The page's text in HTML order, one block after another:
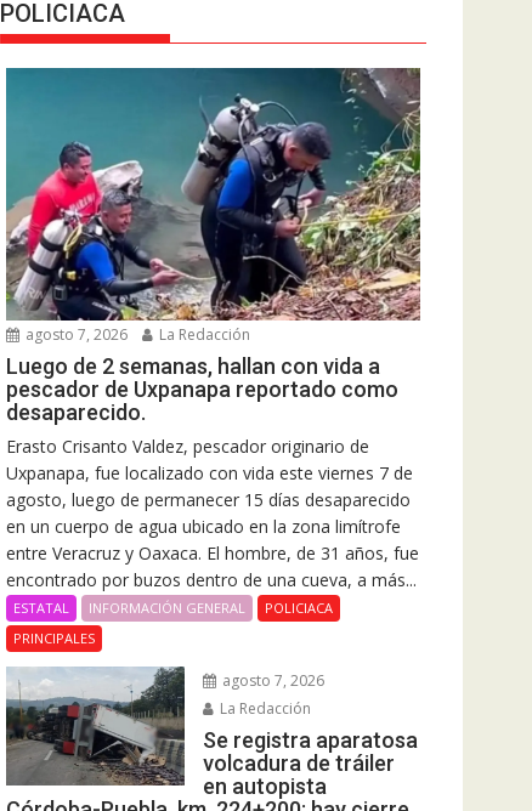
POLICIACA
agosto 7, 2026 La Redacción
Luego de 2 semanas, hallan con vida a
pescador de Uxpanapa reportado como
desaparecido.
Erasto Crisanto Valdez, pescador originario de
Uxpanapa, fue localizado con vida este viernes 7 de
agosto, luego de permanecer 15 días desaparecido
en un cuerpo de agua ubicado en la zona limítrofe
entre Veracruz y Oaxaca. El hombre, de 31 años, fue
encontrado por buzos dentro de una cueva, a más...
ESTATAL INFORMACIÓN GENERAL
POLICIACA
PRINCIPALES
agosto 7, 2026
La Redacción
Se registra aparatosa
volcadura de tráiler
en autopista